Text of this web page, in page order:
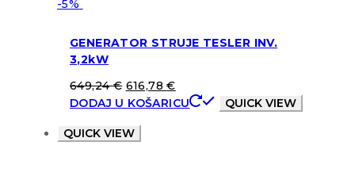
-5%
GENERATOR STRUJE TESLER INV.
3,2kW
649,24€ 616,78€
DODAJ U KOŠARICU
QUICK VIEW
QUICK VIEW